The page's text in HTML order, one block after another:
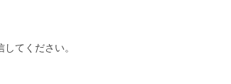
てください。